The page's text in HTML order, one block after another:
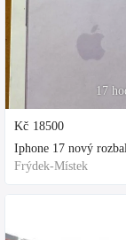
17
Kč 18500
Frýdek-Místek